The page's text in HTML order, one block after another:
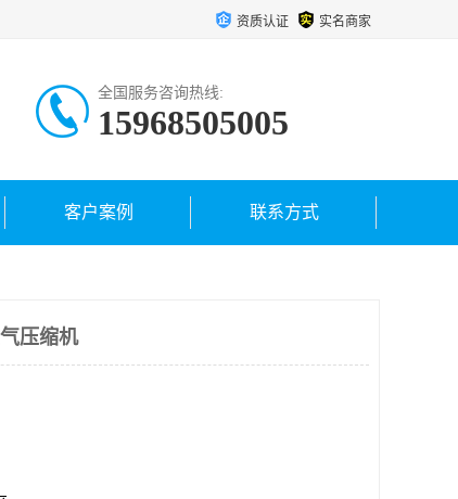
资质认证 实名商家
全国服务咨询热线:
15968505005
客户案例 联系方式
压缩机